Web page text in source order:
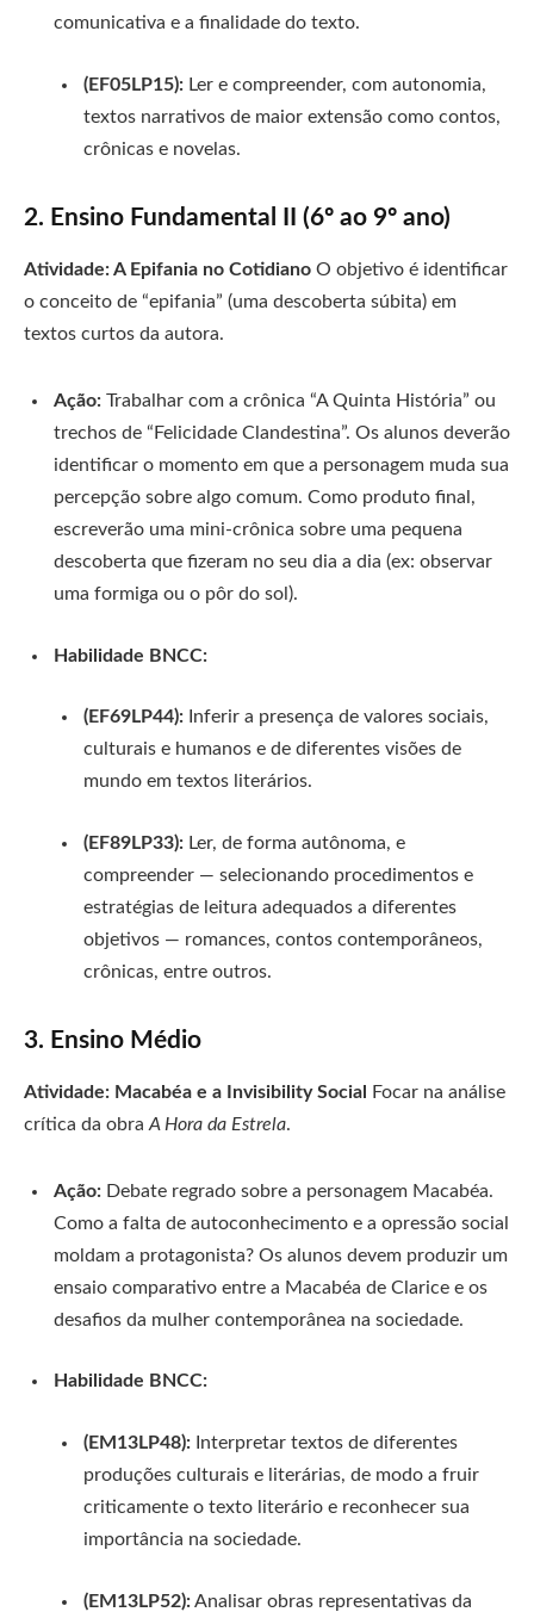
comunicativa e a finalidade do texto.
(EF05LP15): Ler e compreender, com autonomia,
textos narrativos de maior extensão como contos,
crônicas e novelas.
2. Ensino Fundamental II (6º ao 9º ano)
Atividade: A Epifania no Cotidiano O objetivo é identificar
o conceito de “epifania” (uma descoberta súbita) em
textos curtos da autora.
Ação: Trabalhar com a crônica “A Quinta História” ou
trechos de “Felicidade Clandestina”. Os alunos deverão
identificar o momento em que a personagem muda sua
percepção sobre algo comum. Como produto final,
escreverão uma mini-crônica sobre uma pequena
descoberta que fizeram no seu dia a dia (ex: observar
uma formiga ou o pôr do sol).
Habilidade BNCC:
(EF69LP44): Inferir a presença de valores sociais,
culturais e humanos e de diferentes visões de
mundo em textos literários.
(EF89LP33): Ler, de forma autônoma, e
compreender — selecionando procedimentos e
estratégias de leitura adequados a diferentes
objetivos — romances, contos contemporâneos,
crônicas, entre outros.
3. Ensino Médio
Atividade: Macabéa e a Invisibility Social
Focar na análise
crítica da obra A Hora da Estrela.
Ação: Debate regrado sobre a personagem Macabéa.
Como a falta de autoconhecimento e a opressão social
moldam a protagonista? Os alunos devem produzir um
ensaio comparativo entre a Macabéa de Clarice e os
desafios da mulher contemporânea na sociedade.
Habilidade BNCC:
(EM13LP48): Interpretar textos de diferentes
produções culturais e literárias, de modo a fruir
criticamente o texto literário e reconhecer sua
importância na sociedade.
(EM13LP52):Analisar obras representativas da